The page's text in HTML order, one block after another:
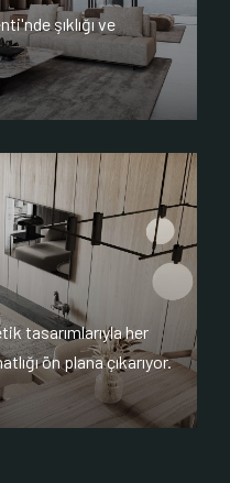
şıklığı ve
tasarımlarıyla her
ön plana çıkarıyor.